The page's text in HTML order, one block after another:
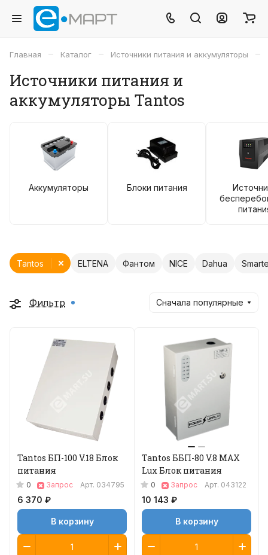
Главная – Каталог – Источники питания и аккумуляторы –
Источники питания и
аккумуляторы Tantos
Аккумуляторы Блоки питания
ELTENA Фантом NICE Dahua
Tantos
Фильтр Сначала популярные
Tantos БП-100 V.18 Блок
питания
0 Запрос Арт. 034795
6 370 ₽
В корзину
Tantos ББП-80 V.8 MAX
Lux Блок питания
0 Запрос Арт. 043122
10 143 ₽
В корзину